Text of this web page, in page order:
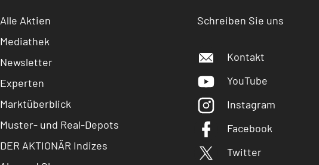
Alle Aktien
Mediathek
Newsletter
Experten
Marktüberblick
Muster- und Real-Depots
DER AKTIONÄR Indizes
Schreiben Sie uns
Kontakt
YouTube
Instagram
Facebook
Twitter